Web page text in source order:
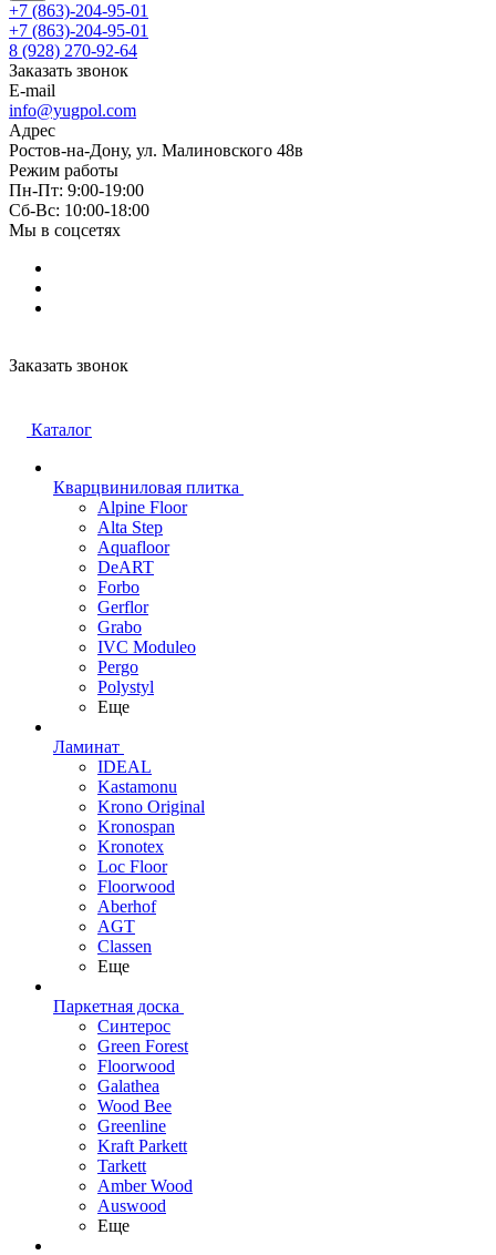
+7 (863)-204-95-01
+7 (863)-204-95-01
8 (928) 270-92-64
Заказать звонок
E-mail
info@yugpol.com
Адрес
Ростов-на-Дону, ул. Малиновского 48в
Режим работы
Пн-Пт: 9:00-19:00
Cб-Вс: 10:00-18:00
Мы в соцсетях
Заказать звонок
Каталог
Кварцвиниловая плитка
Alpine Floor
Alta Step
Aquafloor
DeART
Forbo
Gerflor
Grabo
IVC Moduleo
Pergo
Polystyl
Еще
Ламинат
IDEAL
Kastamonu
Krono Original
Kronospan
Kronotex
Loc Floor
Floorwood
Aberhof
AGT
Classen
Еще
Паркетная доска
Синтерос
Green Forest
Floorwood
Galathea
Wood Bee
Greenline
Kraft Parkett
Tarkett
Amber Wood
Auswood
Еще